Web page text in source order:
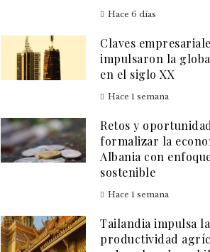
Hace 6 días
Claves
impulsaron la
en el siglo XX
Hace 1 semana
Retos y
formalizar la
Albania con
sostenible
Hace 1 semana
Tailandia impulsa la
productividad